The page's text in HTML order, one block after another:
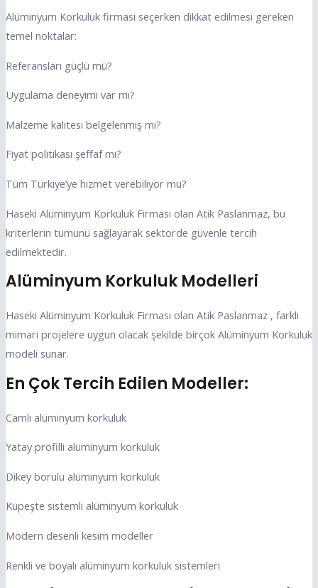
Alüminyum Korkuluk firması seçerken dikkat edilmesi gereken
temel noktalar:
Referansları güçlü mü?
Uygulama deneyimi var mı?
Malzeme kalitesi belgelenmiş mi?
Fiyat politikası şeffaf mı?
Tüm Türkiye’ye hizmet verebiliyor mu?
Haseki Alüminyum Korkuluk Firması olan Atik Paslanmaz, bu
kriterlerin tümünü sağlayarak sektörde güvenle tercih
edilmektedir.
Alüminyum Korkuluk Modelleri
Haseki Alüminyum Korkuluk Firması olan Atik Paslanmaz , farklı
mimari projelere uygun olacak şekilde birçok Alüminyum Korkuluk
modeli sunar.
En Çok Tercih Edilen Modeller:
Camlı alüminyum korkuluk
Yatay profilli alüminyum korkuluk
Dikey borulu alüminyum korkuluk
Küpeşte sistemli alüminyum korkuluk
Modern desenli kesim modeller
Renkli ve boyalı alüminyum korkuluk sistemleri